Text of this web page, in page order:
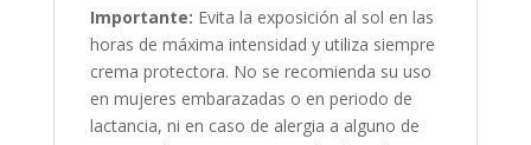
Importante: Evita la exposición al sol en las
horas de máxima intensidad y utiliza siempre
crema protectora. No se recomienda su uso
en mujeres embarazadas o en periodo de
lactancia, ni en caso de alergia a alguno de